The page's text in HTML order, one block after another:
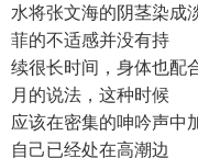
水将张文海的阴茎染成
菲的不适感并没有持
续很长时间，身体也配
月的说法，这种时候
应该在密集的呻吟声中
自己已经处在高潮边